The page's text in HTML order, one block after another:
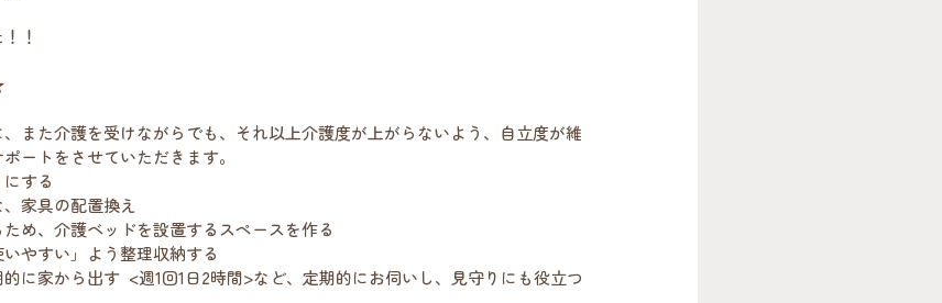
！
また介護を受けながらでも、それ以上介護度が上がらないよう、自立度が維
ートをさせていただきます。
する
家具の配置換え
め、介護ベッドを設置するスペースを作る
やすい」よう整理収納する
に家から出す  <週1回1日2時間>など、定期的にお伺いし、見守りにも役立つ